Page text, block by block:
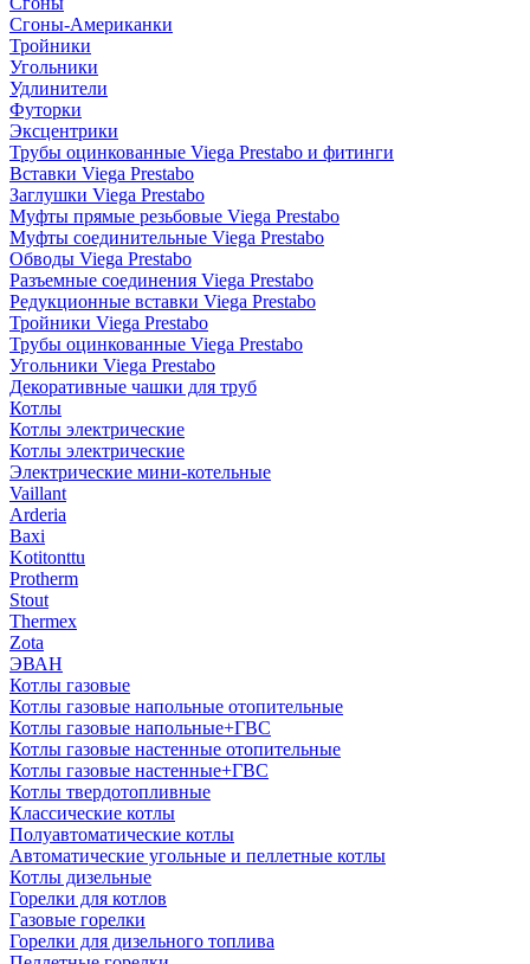
Сгоны-Американки
Тройники
Угольники
Удлинители
Футорки
Эксцентрики
Трубы оцинкованные Viega Prestabo и фитинги
Вставки Viega Prestabo
Заглушки Viega Prestabo
Муфты прямые резьбовые Viega Prestabo
Муфты соединительные Viega Prestabo
Обводы Viega Prestabo
Разъемные соединения Viega Prestabo
Редукционные вставки Viega Prestabo
Тройники Viega Prestabo
Трубы оцинкованные Viega Prestabo
Угольники Viega Prestabo
Декоративные чашки для труб
Котлы
Котлы электрические
Котлы электрические
Электрические мини-котельные
Vaillant
Arderia
Baxi
Kotitonttu
Protherm
Stout
Thermex
Zota
ЭВАН
Котлы газовые
Котлы газовые напольные отопительные
Котлы газовые напольные+ГВС
Котлы газовые настенные отопительные
Котлы газовые настенные+ГВС
Котлы твердотопливные
Классические котлы
Полуавтоматические котлы
Автоматические угольные и пеллетные котлы
Котлы дизельные
Горелки для котлов
Газовые горелки
Горелки для дизельного топлива